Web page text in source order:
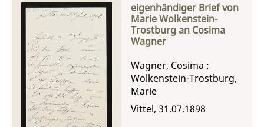
eigenhändiger Brief von
Marie Wolkenstein-
Trostburg an Cosima
Wagner
Wagner, Cosima ;
Wolkenstein-Trostburg,
Marie
Vittel, 31.07.1898